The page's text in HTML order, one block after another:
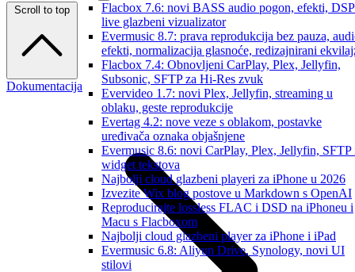
Flacbox 7.6: novi BASS audio pogon, efekti,
live glazbeni vizualizator
Evermusic 8.7: prava reprodukcija bez pauza,
efekti, normalizacija glasnoće, redizajnirani
Flacbox 7.4: Obnovljeni CarPlay, Plex, Jellyfin,
Subsonic, SFTP za Hi-Res zvuk
Evervideo 1.7: novi Plex, Jellyfin, streaming u
oblaku, geste reprodukcije
Evertag 4.2: nove veze s oblakom, postavke
uređivača oznaka objašnjene
Evermusic 8.6: novi CarPlay, Plex, Jellyfin, SFTP
widget tekstova
Najbolji cloud glazbeni playeri za iPhone u 2026
Izvezite Wix blog postove u Markdown s OpenAI
Reproducirajte lossless FLAC i DSD na iPhoneu i
Macu s Flacboxom
Najbolji cloud glazbeni player za iPhone i iPad
Evermusic 6.8: Aliyun Drive, Synology, novi UI
stilovi
Scroll to top
Dokumentacija